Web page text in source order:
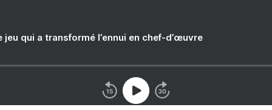
jeu qui a transformé l’ennui en chef-d’œuvre